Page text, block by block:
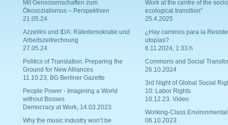
Mit Genossenschaften zum
Ökosozialismus – Perspektiven
21.05.24
Azzellini und IDA: Rätedemokratie und
Arbeitszeitrechnung
27.05.24
Politics of Translation: Preparing the
Ground for New Alliances
11.10.23, BG Berliner Gazette
People Power - Imagining a World
without Bosses
Democracy at Work, 14.03.2023
Why the music industry won’t be
Work at the centre of the
ecological transition"
25.4.2025
¿Hay caminos para la
utopías?
6.11.2024, 1:33 h
Commons and Social
26.10.2024
3rd Night of Global Social
10: Labor Rights
10.12.23. Video
Working-Class
06.10.2023